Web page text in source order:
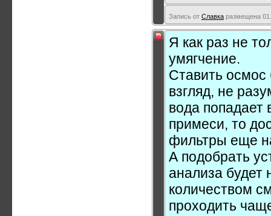
Запись от Славка размещена
Я как раз не
умягчение.
Ставить
взгляд, не
вода попадает
примеси, то
фильтры еще
А подобрать
анализа будет
количеством
проходить